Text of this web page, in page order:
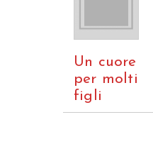
Un cuore
per molti
figli